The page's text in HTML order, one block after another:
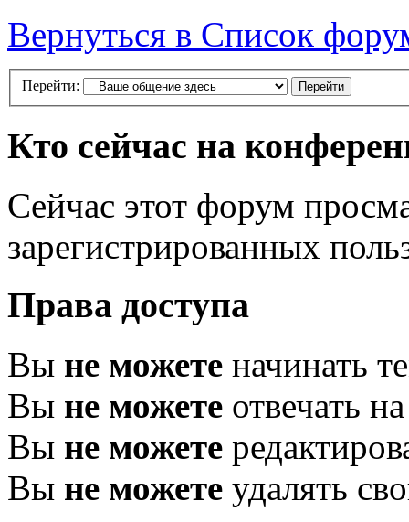
Вернуться в Список
Перейти:
Кто сейчас на
Сейчас этот форум
зарегистрированных
Права доступа
Вы не можете начинать
Вы не можете отвечать
Вы не можете
Вы не можете удалять